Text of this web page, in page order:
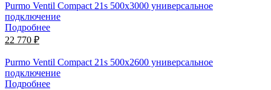
Purmo Ventil Compact 21s 500х3000 универсальное
подключение
Подробнее
22 770 ₽
Purmo Ventil Compact 21s 500х2600 универсальное
подключение
Подробнее